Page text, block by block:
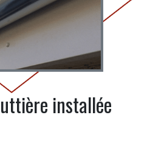
installée